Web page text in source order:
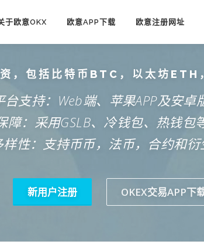
于欧意OKX 欧意APP下载 欧意注册网址
，包括比特币BTC，以太坊ETH
台支持：Web端、苹果APP及安卓
障：采用GSLB、冷钱包、热钱包
样性：支持币币，法币，合约和
新用户注册 OKEX交易APP下